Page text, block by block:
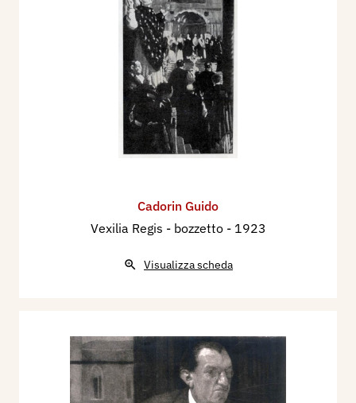
Cadorin Guido
Vexilia Regis - bozzetto - 1923
Visualizza scheda